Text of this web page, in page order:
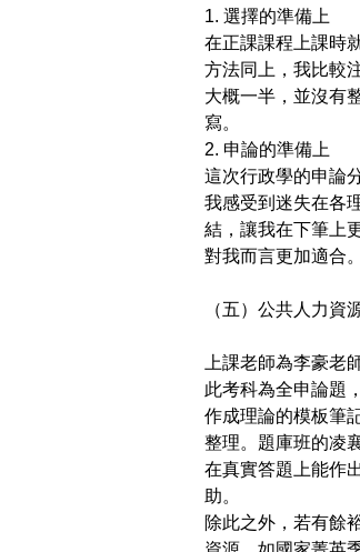
1. 選擇的準備上
在正課課程上課時
方法同上，我比較
大概一半，並沒有
寫。
2. 申論的準備上
這次行政學的申論
我感受到迷失在各
結，讓我在下筆上
對我而言更加適合。
（五）公共人力資
上課老師為李豪老
此考科為全申論題
作成理論的模板筆
整理。題庫班的凌
在真實答題上能作
助。
除此之外，若有餘